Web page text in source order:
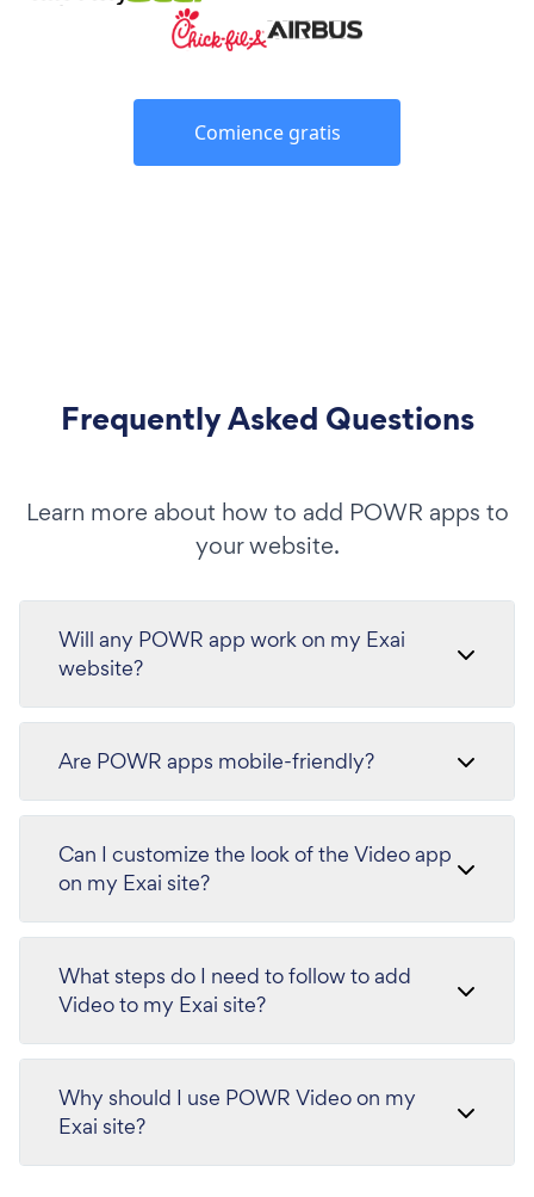
Comience gratis
Frequently Asked Questions
Learn more about how to add POWR apps to
your website.
Will any POWR app work on my Exai
website?
Are POWR apps mobile-friendly?
Can I customize the look of the Video app
on my Exai site?
What steps do I need to follow to add
Video to my Exai site?
Why should I use POWR Video on my
Exai site?